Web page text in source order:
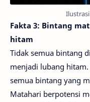
Fakta 3: Bintang
hitam
Tidak semua bintang
menjadi lubang
semua bintang yang
Matahari berpotensi